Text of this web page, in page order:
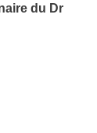
du Dr